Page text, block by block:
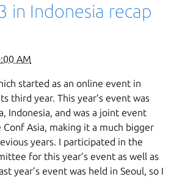
in Indonesia recap
AM
started as an online event in
third year. This year’s event was
Indonesia, and was a joint event
Asia, making it a much bigger
years. I participated in the
for this year’s event as well as
year’s event was held in Seoul, so I